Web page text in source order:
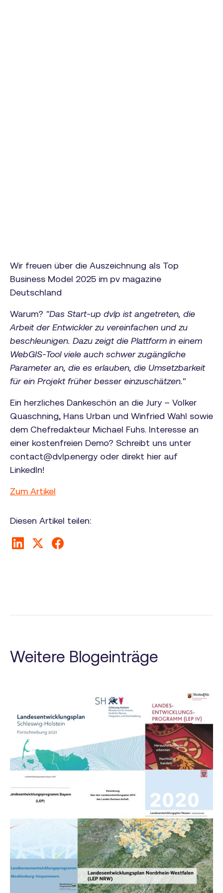
Wir freuen über die Auszeichnung als Top
Business Model 2025 im pv magazine
Deutschland
Warum? "Das Start-up dvlp ist angetreten, die
Arbeit der Entwickler zu vereinfachen und zu
beschleunigen. Dazu zeigt die Plattform in einem
WebGIS-Tool viele auch schwer zugängliche
Parameter an, die es erlauben, die Umsetzbarkeit
für ein Projekt früher besser einzuschätzen."
Ein herzliches Dankeschön an die Jury – Volker
Quaschning, Hans Urban und Winfried Wahl sowie
dem Chefredakteur Michael Fuhs. Interesse an
einer kostenfreien Demo? Schreibt uns unter
contact@dvlp.energy oder direkt hier auf
LinkedIn!
Zum Artikel
Diesen Artikel teilen:
Weitere Blogeinträge